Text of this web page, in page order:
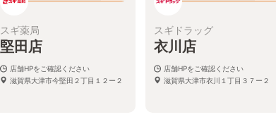
スギ薬局
堅田店
店舗HPをご確認ください
滋賀県大津市今堅田２丁目１２ー２
スギドラッグ
衣川店
店舗HPをご確認ください
滋賀県大津市衣川１丁目３７ー２